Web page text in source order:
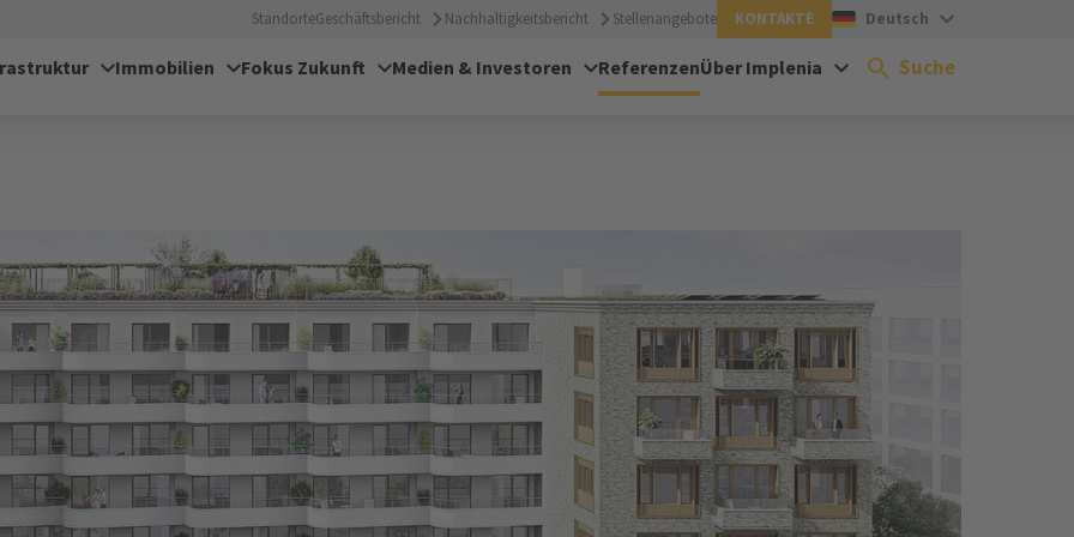
StandorteGeschäftsbericht Nachhaltigkeitsbericht Stellenangebote KONTAKTE Deutsch
Immobilien Fokus Zukunft Medien & Investoren ReferenzenÜber Implenia Suche